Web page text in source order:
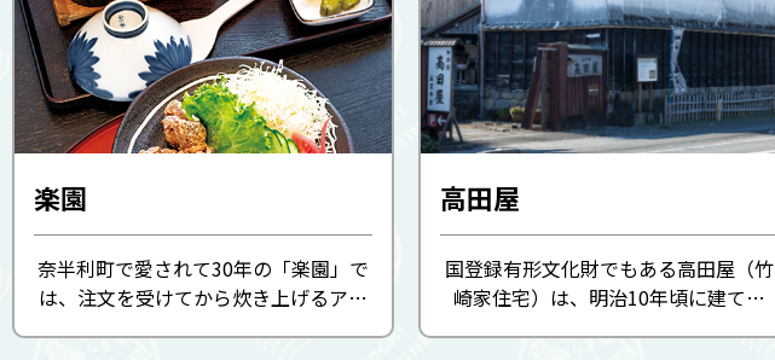
楽園
奈半利町で愛されて30年の「楽園」で
は、注文を受けてから炊き上げるアツ
高田屋
国登録有形文化財でもある高田屋（竹
崎家住宅）は、明治10年頃に建てら